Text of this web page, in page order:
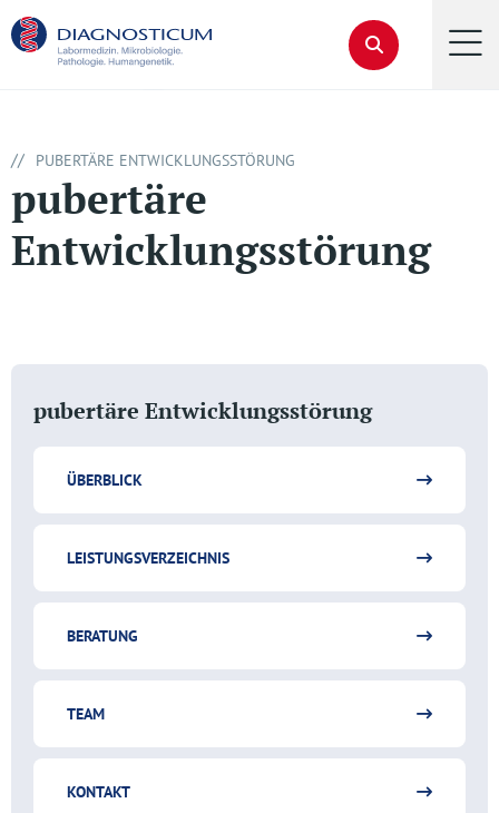
pubertäre Entwicklungsstörung
ÜBERBLICK
LEISTUNGSVERZEICHNIS
BERATUNG
TEAM
KONTAKT
// PUBERTÄRE ENTWICKLUNGSSTÖRUNG
pubertäre
Entwicklungsstörung